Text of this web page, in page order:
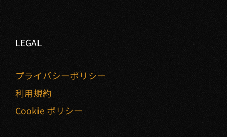
LEGAL
プライバシーポリシー
利用規約
Cookie ポリシー